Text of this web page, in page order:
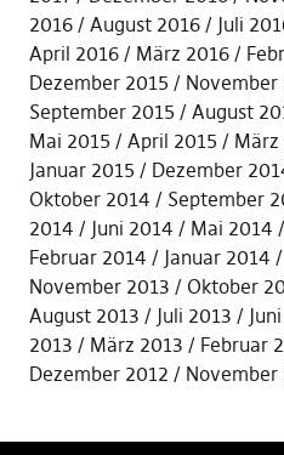
2016
August 2016 Juli
April 2016
März 2016
Dezember 2015
November
September 2015
August
Mai 2015
April 2015 März
Januar 2015
Dezember
Oktober 2014
September
2014
Juni 2014 Mai 2014
Februar 2014
Januar 2014
November 2013
Oktober
August 2013
Juli 2013
2013
März 2013 Februar
Dezember 2012
November